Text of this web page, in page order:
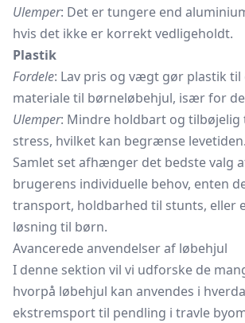
Ulemper: Det er tungere end
hvis det ikke er korrekt vedligeholdt.
Plastik
Fordele: Lav pris og vægt gør plastik
materiale til børneløbehjul, især for
Ulemper: Mindre holdbart og tilbøjelig
stress, hvilket kan begrænse levetiden.
Samlet set afhænger det bedste valg
brugerens individuelle behov, enten
transport, holdbarhed til stunts, eller
løsning til børn.
Avancerede anvendelser af løbehjul
I denne sektion vil vi udforske de
hvorpå løbehjul kan anvendes i
ekstremsport til pendling i travle